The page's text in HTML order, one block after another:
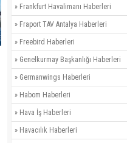
» Frankfurt Havalimanı Haberleri
» Fraport TAV Antalya Haberleri
» Freebird Haberleri
» Genelkurmay Başkanlığı Haberleri
» Germanwings Haberleri
» Habom Haberleri
» Hava İş Haberleri
» Havacılık Haberleri